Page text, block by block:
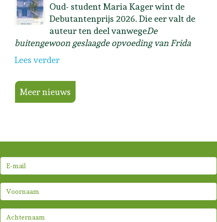
Oud- student Maria Kager wint de
Debutantenprijs 2026. Die eer valt de
auteur ten deel vanwegeDe
buitengewoon geslaagde opvoeding van Frida
Lees verder
Meer nieuws